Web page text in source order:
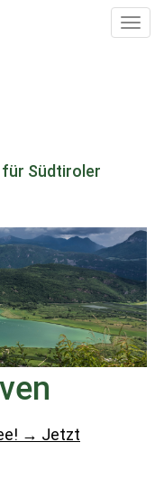
Südtiroler
→ Jetzt